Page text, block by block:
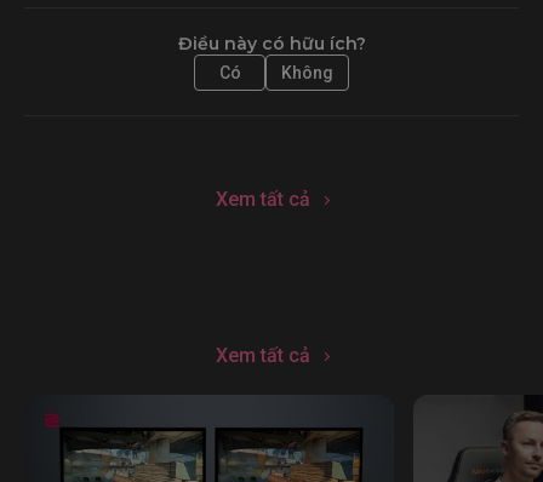
Điều này có hữu ích?
Có Không
Xem tất cả
Xem tất cả